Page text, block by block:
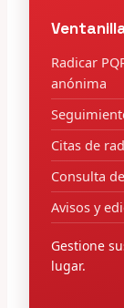
Radicar
anónima
Citas de
Consulta
Avisos y
Gestione
lugar.